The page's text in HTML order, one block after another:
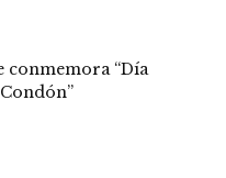
conmemora “Día